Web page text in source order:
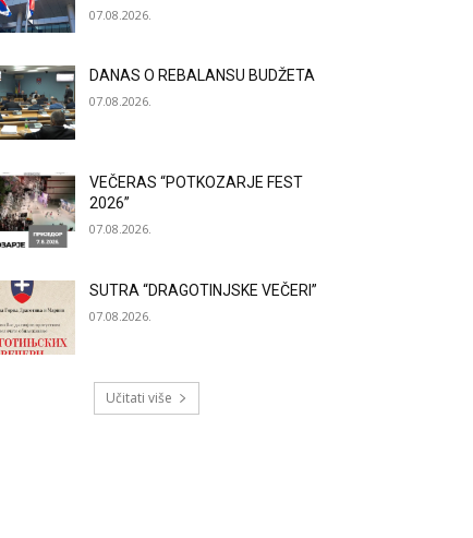
07.08.2026.
DANAS O REBALANSU BUDŽETA
07.08.2026.
VEČERAS “POTKOZARJE FEST
2026”
07.08.2026.
SUTRA “DRAGOTINJSKE VEČERI”
07.08.2026.
Učitati više